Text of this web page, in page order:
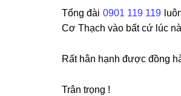
Tổng đài 0901 119 119
Cơ Thạch vào bất cứ lúc
Rất hân hạnh được đồng
Trân trọng !